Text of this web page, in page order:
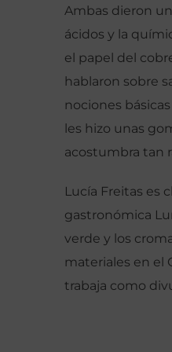
Ambas dieron
ácidos y la
el papel del
hablaron sobre
nociones
les hizo unas
acostumbra tan
Lucía Freitas es
gastronómica
verde y los
materiales en el
trabaja como